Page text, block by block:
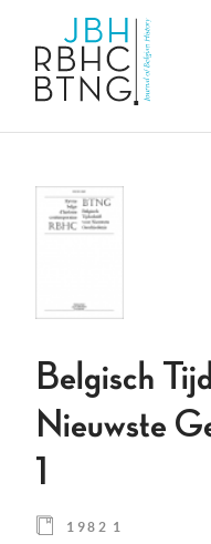
Belgisch
Nieuwste
1
1982 1